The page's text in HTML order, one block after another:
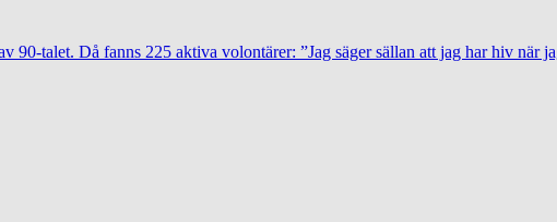
90-talet. Då fanns 225 aktiva volontärer: ”Jag säger sällan att jag har hiv när